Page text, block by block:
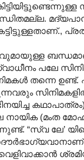
ബന്ധമാണ്
പലേ
തന്നെ
നായിക (മംത
“സ്വ ലേ’ യിലെ